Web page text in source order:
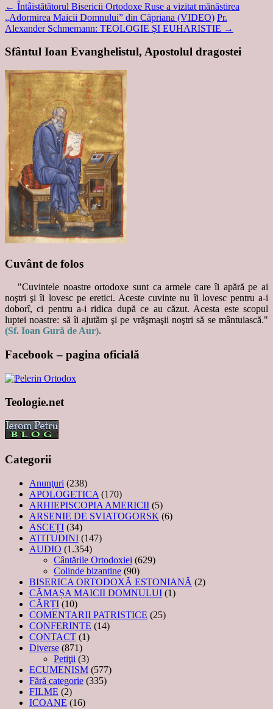
← Întâistătătorul Bisericii Ortodoxe Ruse a vizitat mănăstirea
„Adormirea Maicii Domnului” din Căpriana (VIDEO) Pr.
Alexander Schmemann: TEOLOGIE ŞI EUHARISTIE →
Sfântul Ioan Evanghelistul, Apostolul dragostei
Cuvânt de folos
"Cuvintele noastre ortodoxe sunt ca armele care îi apără pe ai
noştri şi îi lovesc pe eretici. Aceste cuvinte nu îi lovesc pentru a-i
doborî, ci pentru a-i ridica după ce au căzut. Acesta este scopul
luptei noastre: să îi ajutăm şi pe vrăşmaşii noştri să se mântuiască."
(Sf. Ioan Gură de Aur).
Facebook – pagina oficială
Teologie.net
Categorii
Anunţuri (238)
APOLOGETICA (170)
ARHIEPISCOPIA AMERICII (5)
ARSENIE DE SVIATOGORSK (6)
ASCEȚI (34)
ATITUDINI (147)
AUDIO (1.354)
Cântările Ortodoxiei (629)
Colinde bizantine (90)
BISERICA ORTODOXĂ ESTONIANĂ (2)
CĂMAȘA MAICII DOMNULUI (1)
CĂRȚI (10)
COMENTARII PATRISTICE (25)
CONFERINTE (14)
CONTACT (1)
Diverse (871)
Petiţii (3)
ECUMENISM (577)
Fără categorie (335)
FILME (2)
ICOANE (16)